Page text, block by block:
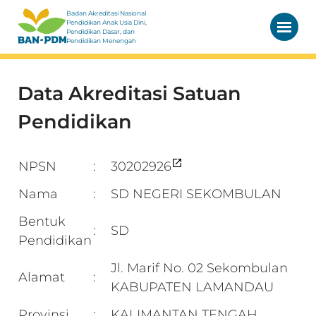
Badan Akreditasi Nasional
Pendidikan Anak Usia Dini,
Pendidikan Dasar, dan
Pendidikan Menengah
Data Akreditasi Satuan
Pendidikan
NPSN :
30202926
Nama
:
SD NEGERI SEKOMBULAN
Bentuk
Pendidikan
: SD
Alamat :
Jl. Marif No. 02 Sekombulan
KABUPATEN LAMANDAU